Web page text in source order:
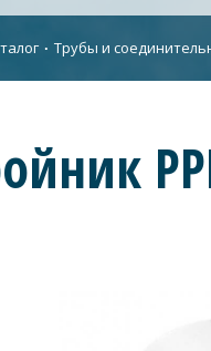
∙ Трубы и